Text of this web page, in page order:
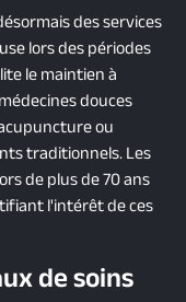
des services
lors des périodes
le maintien à
douces
ou
traditionnels. Les
de plus de 70 ans
l'intérêt de ces
de soins